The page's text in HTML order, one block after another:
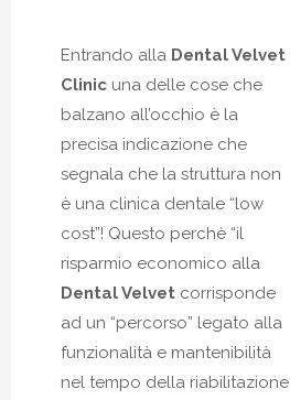
Entrando alla Dental Velvet
Clinicuna delle cose che
balzano all’occhio è la
precisa indicazione che
segnala che la struttura non
è una clinica dentale “low
cost”! Questo perchè “il
risparmio economico alla
Dental Velvetcorrisponde
ad un “percorso” legato alla
funzionalità e mantenibilità
nel tempo della riabilitazione